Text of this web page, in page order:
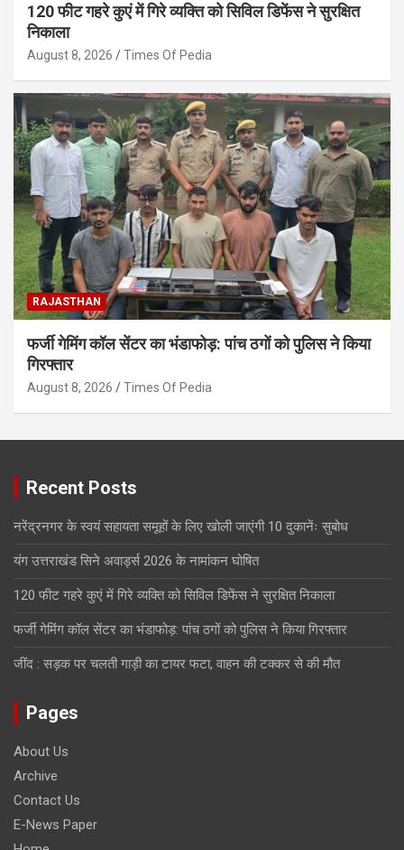
120 फीट गहरे कुएं में गिरे व्यक्ति को सिविल डिफेंस ने सुरक्षित
निकाला
August 8, 2026 Times Of Pedia
RAJASTHAN
फर्जी गेमिंग कॉल सेंटर का भंडाफोड़: पांच ठगों को पुलिस ने किया
गिरफ्तार
August 8, 2026 Times Of Pedia
Recent Posts
नरेंद्रनगर के स्वयं सहायता समूहों के लिए खोली जाएंगी 10 दुकानेंः सुबोध
यंग उत्तराखंड सिने अवार्ड्स 2026 के नामांकन घोषित
120 फीट गहरे कुएं में गिरे व्यक्ति को सिविल डिफेंस ने सुरक्षित निकाला
फर्जी गेमिंग कॉल सेंटर का भंडाफोड़: पांच ठगों को पुलिस ने किया गिरफ्तार
जींद : सड़क पर चलती गाड़ी का टायर फटा, वाहन की टक्कर से की मौत
Pages
About Us
Archive
Contact Us
E-News Paper